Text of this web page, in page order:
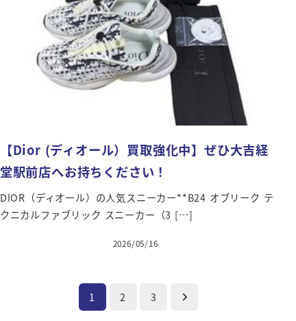
【Dior (ディオール）買取強化中】ぜひ大吉経
堂駅前店へお持ちください！
DIOR（ディオール）の人気スニーカー**B24 オブリーク テ
クニカルファブリック スニーカー（3 […]
2026/05/16
1 2 3